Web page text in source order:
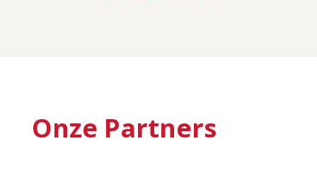
Onze Partners